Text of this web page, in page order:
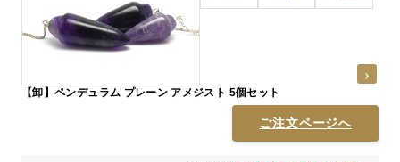
【卸】ペンデュラム プレーン アメジスト 5個セット
ご注文ページへ